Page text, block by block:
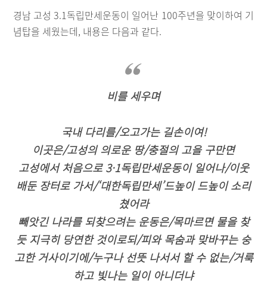
경남 고성 3.1독립만세운동이 일어난 100주년을 맞이하여 기
념탑을 세웠는데, 내용은 다음과 같다.
비를 세우며
국내 다리를/오고가는 길손이여!
이곳은/고성의 의로운 땅/충절의 고을 구만면
고성에서 처음으로 3·1독립만세운동이 일어나/이웃
배둔 장터로 가서/‘대한독립만세’드높이 드높이 소리
쳤어라
빼앗긴 나라를 되찾으려는 운동은/목마르면 물을 찾
듯 지극히 당연한 것이로되/피와 목숨과 맞바꾸는 숭
고한 거사이기에/누구나 선뜻 나서서 할 수 없는/거룩
하고 빛나는 일이 아니더냐